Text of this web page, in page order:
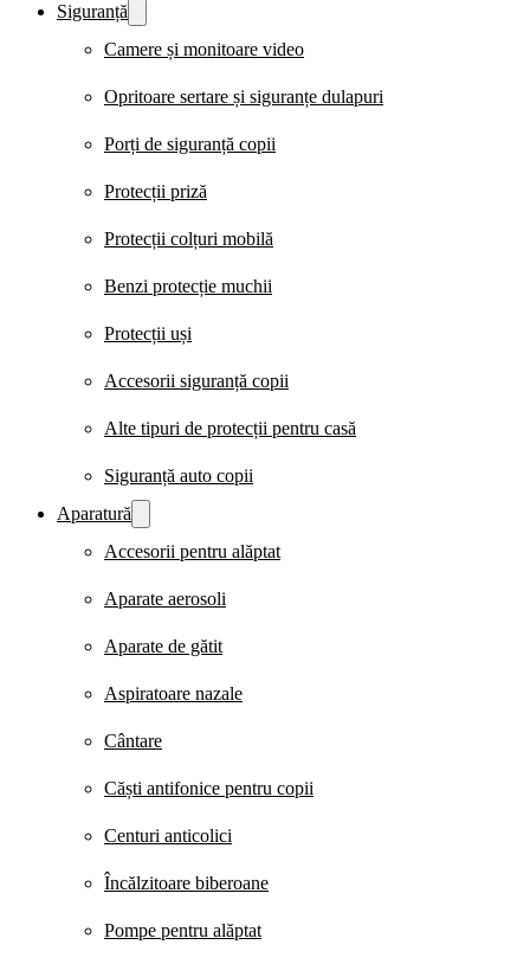
Siguranță
Camere și monitoare video
Opritoare sertare și siguranțe dulapuri
Porți de siguranță copii
Protecții priză
Protecții colțuri mobilă
Benzi protecție muchii
Protecții uși
Accesorii siguranță copii
Alte tipuri de protecții pentru casă
Siguranță auto copii
Aparatură
Accesorii pentru alăptat
Aparate aerosoli
Aparate de gătit
Aspiratoare nazale
Cântare
Căști antifonice pentru copii
Centuri anticolici
Încălzitoare biberoane
Pompe pentru alăptat